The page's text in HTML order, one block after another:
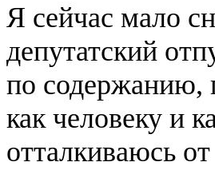
Я сейчас мало
депутатский
по содержанию,
как человеку и
отталкиваюсь